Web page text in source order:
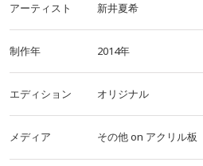
アーティスト 新井夏希
制作年 2014年
エディション オリジナル
メディア その他on アクリル板